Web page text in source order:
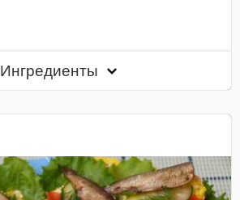
Ингредиенты